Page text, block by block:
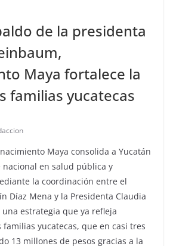
de la presidenta
Maya fortalece la
familias yucatecas
Maya consolida a Yucatán
en salud pública y
la coordinación entre el
Díaz Mena y la Presidenta Claudia
estrategia que ya refleja
familias yucatecas, que en casi tres
13 millones de pesos gracias a la